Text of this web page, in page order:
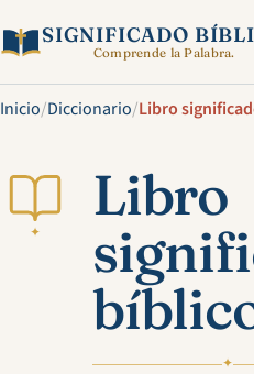
SIGNIFICADO
Comprende la Palabra.
Inicio/Diccionario/Libro
✦
Libro
✦